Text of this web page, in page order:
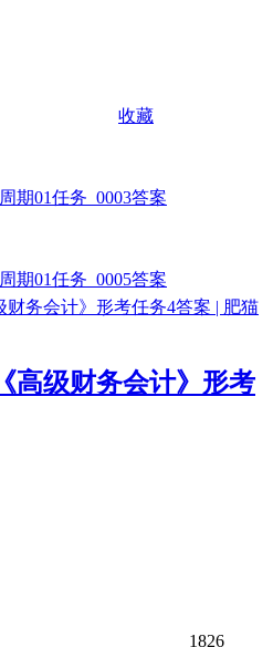
收藏
期01任务_0003答案
期01任务_0005答案
高级财务会计》形考
1826